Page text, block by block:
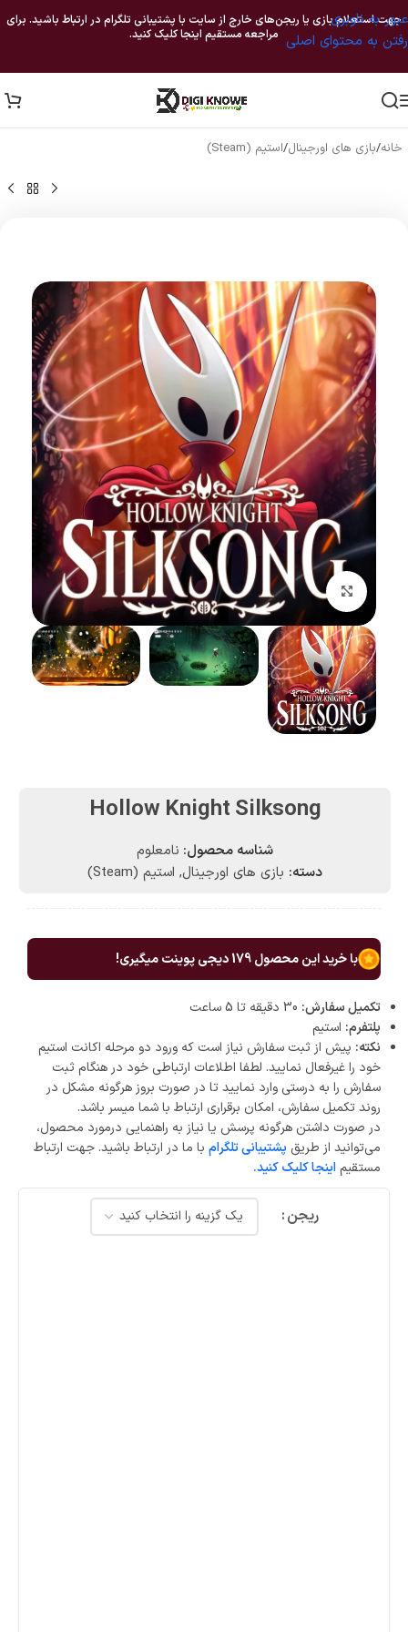
عبور به ناوبری
رفتن به محتوای اصلی
جهت استعلام بازی یا ریجن‌های خارج از سایت با پشتیبانی تلگرام در ارتباط باشید. برای
مراجعه مستقیم اینجا کلیک کنید.
خانه/بازی های اورجینال/استیم (Steam)
بزرگنمایی تصویر
Hollow Knight Silksong
شناسه محصول: نامعلوم
دسته: بازی های اورجینال, استیم (Steam)
با خرید این محصول179دیجی پوینت میگیری!
تکمیل سفارش:
پلتفرم: استیم
نکته: پیش از ثبت سفارش نیاز است که ورود دو مرحله اکانت استیم
خود را غیرفعال نمایید. لطفا اطلاعات ارتباطی خود در هنگام ثبت
سفارش را به درستی وارد نمایید تا در صورت بروز هرگونه مشکل در
روند تکمیل سفارش، امکان برقراری ارتباط با شما میسر باشد.
در صورت داشتن هرگونه پرسش یا نیاز به راهنمایی درمورد محصول،
می‌توانید از طریق پشتیبانی تلگرام با ما در ارتباط باشید. جهت ارتباط
مستقیم اینجا کلیک کنید.
ریجن